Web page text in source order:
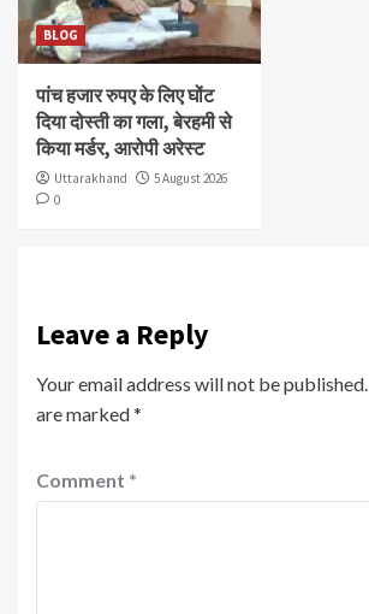
BLOG
पांच हजार रुपए के लिए घोंट
दिया दोस्ती का गला, बेरहमी से
किया मर्डर, आरोपी अरेस्ट
Uttarakhand
5 August 2026
0
Leave a Reply
Your email address will not be published.
are marked*
Comment *